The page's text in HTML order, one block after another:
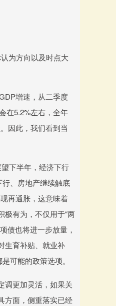
为方向以及时点大
增速，从二季度
在5.2%左右，全年
因此，我们看到当
下半年，经济下行
、房地产继续触底
再通胀，这意味着
极有为，不仅用于“两
债也将进一步放量，
生育补贴、就业补
可能的政策选项。
调更加灵活，如果关
方面，侧重落实已经